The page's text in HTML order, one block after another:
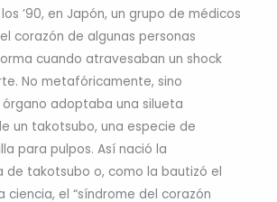
’90, en Japón, un grupo de médicos
corazón de algunas personas
cuando atravesaban un shock
No metafóricamente, sino
órgano adoptaba una silueta
un takotsubo, una especie de
para pulpos. Así nació la
de takotsubo o, como la bautizó el
ciencia, el “síndrome del corazón